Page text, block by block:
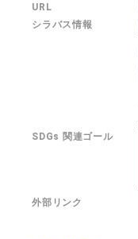
URL
シラバス情報
SDGs 関連ゴール
外部リンク